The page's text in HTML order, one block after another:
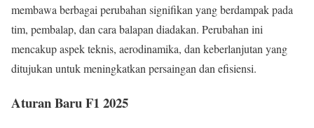
membawa berbagai perubahan signifikan yang berdampak pada
tim, pembalap, dan cara balapan diadakan. Perubahan ini
mencakup aspek teknis, aerodinamika, dan keberlanjutan yang
ditujukan untuk meningkatkan persaingan dan efisiensi.
Aturan Baru F1 2025